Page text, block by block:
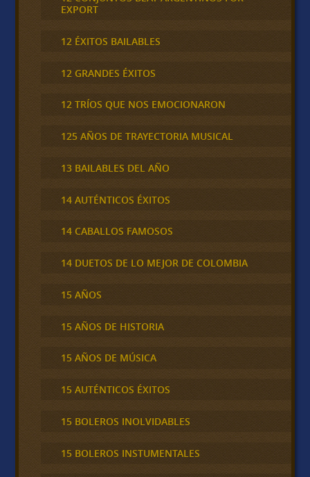
EXPORT
12 ÉXITOS BAILABLES
12 GRANDES ÉXITOS
12 TRÍOS QUE NOS EMOCIONARON
125 AÑOS DE TRAYECTORIA MUSICAL
13 BAILABLES DEL AÑO
14 AUTÉNTICOS ÉXITOS
14 CABALLOS FAMOSOS
14 DUETOS DE LO MEJOR DE COLOMBIA
15 AÑOS
15 AÑOS DE HISTORIA
15 AÑOS DE MÚSICA
15 AUTÉNTICOS ÉXITOS
15 BOLEROS INOLVIDABLES
15 BOLEROS INSTUMENTALES